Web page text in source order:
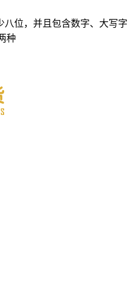
八位，并且包含数字、大写字
种